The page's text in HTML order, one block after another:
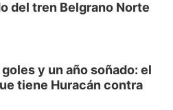
del tren Belgrano Norte
y un año soñado: el
tiene Huracán contra